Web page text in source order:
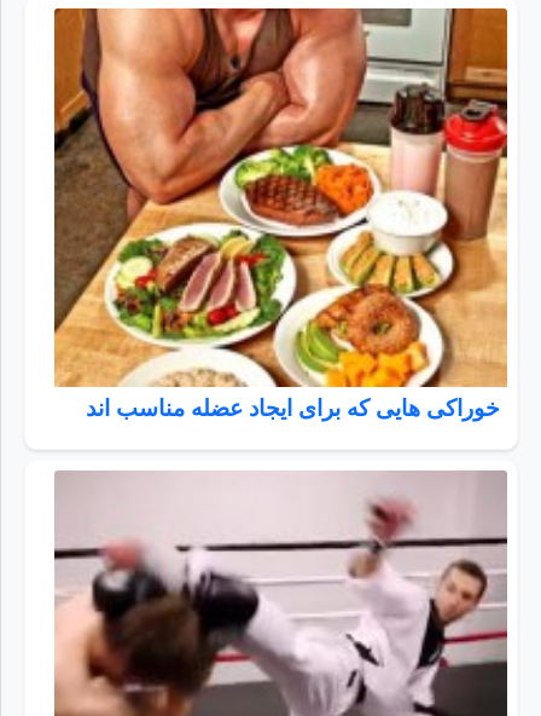
خوراکی هایی که برای ایجاد عضله مناسب اند